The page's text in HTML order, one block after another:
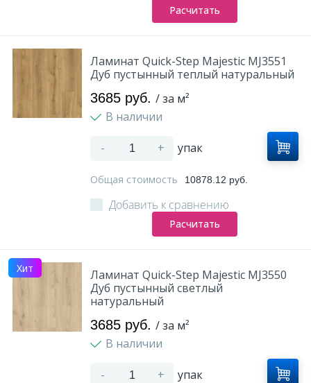
Расчитать
Ламинат Quick-Step Majestic MJ3551
Дуб пустынный теплый натуральный
3685 руб. / за м²
В наличии
- + упак
Общая стоимость 10878.12 руб.
Добавить к сравнению
Расчитать
Хит
Ламинат Quick-Step Majestic MJ3550
Дуб пустынный светлый
натуральный
3685 руб. / за м²
В наличии
- + упак